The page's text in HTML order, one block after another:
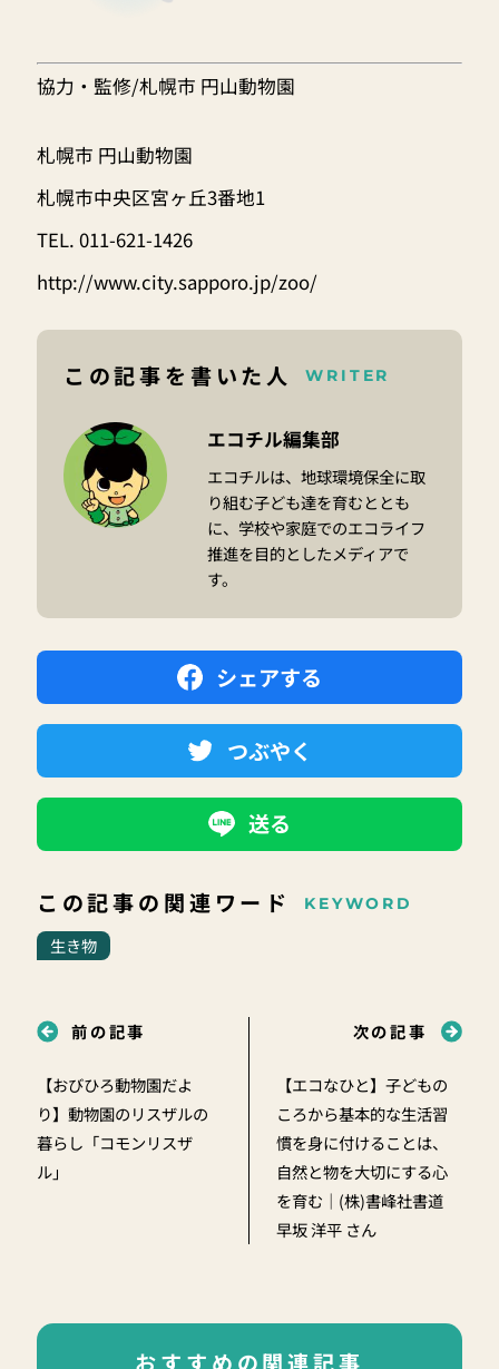
協力・監修/札幌市 円山動物園
札幌市 円山動物園
札幌市中央区宮ヶ丘3番地1
TEL. 011-621-1426
http://www.city.sapporo.jp/zoo/
この記事を書いた人 WRITER
エコチル編集部
エコチルは、地球環境保全に取
り組む子ども達を育むととも
に、学校や家庭でのエコライフ
推進を目的としたメディアで
す。
シェアする
つぶやく
送る
この記事の関連ワード KEYWORD
生き物
前の記事
【おびひろ動物園だよ
り】動物園のリスザルの
暮らし「コモンリスザ
ル」
次の記事
【エコなひと】子どもの
ころから基本的な生活習
慣を身に付けることは、
自然と物を大切にする心
を育む｜(株)書峰社書道
早坂 洋平 さん
おすすめの関連記事